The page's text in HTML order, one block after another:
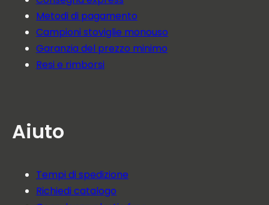
Metodi di pagamento
Campioni stoviglie monouso
Garanzia del prezzo minimo
Resi e rimborsi
Aiuto
Tempi di spedizione
Richiedi catalogo